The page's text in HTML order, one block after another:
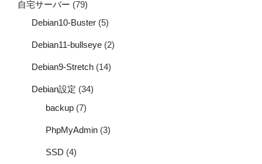
自宅サーバー (79)
Debian10-Buster (5)
Debian11-bullseye (2)
Debian9-Stretch (14)
Debian設定 (34)
backup (7)
PhpMyAdmin (3)
SSD (4)